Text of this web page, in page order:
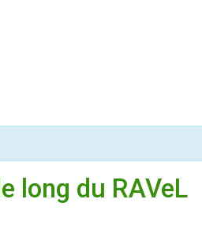
long du RAVeL